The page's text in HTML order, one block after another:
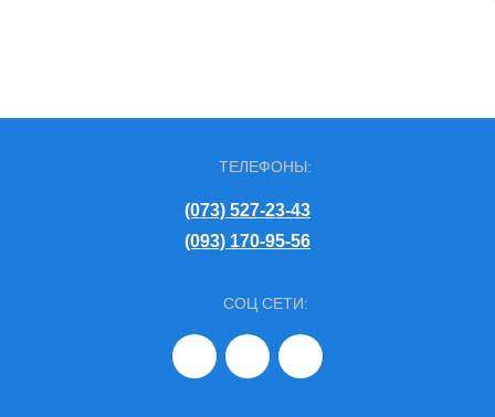
ТЕЛЕФОНЫ:
(073) 527-23-43
(093) 170-95-56
СОЦ СЕТИ: